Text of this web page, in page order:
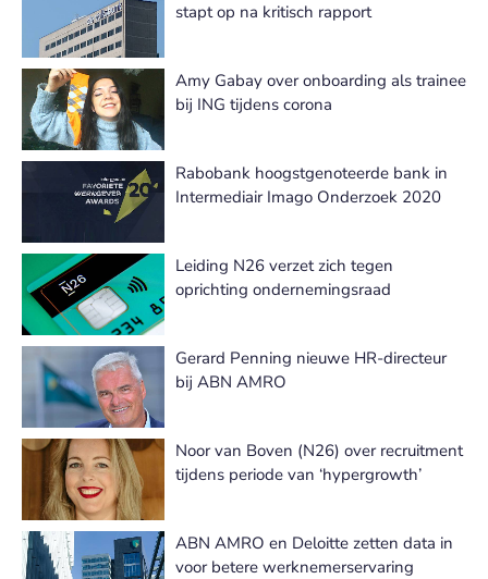
stapt op na kritisch rapport
Amy Gabay over onboarding als trainee
bij ING tijdens corona
Rabobank hoogstgenoteerde bank in
Intermediair Imago Onderzoek 2020
Leiding N26 verzet zich tegen
oprichting ondernemingsraad
Gerard Penning nieuwe HR-directeur
bij ABN AMRO
Noor van Boven (N26) over recruitment
tijdens periode van ‘hypergrowth’
ABN AMRO en Deloitte zetten data in
voor betere werknemerservaring